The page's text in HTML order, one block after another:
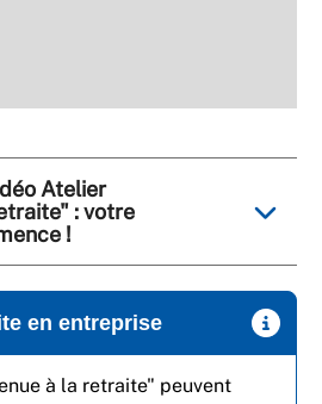
Atelier
: votre
!
en entreprise
à la retraite" peuvent